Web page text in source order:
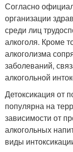
Согласно
организации
среди лиц
алкоголя. Кроме
алкоголизма
заболеваний,
алкогольной
Детоксикация от
популярна на
зависимости от
алкогольных
виды